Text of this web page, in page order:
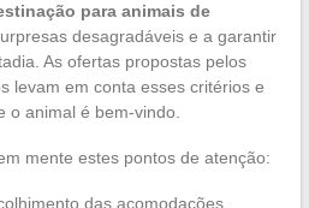
para animais de
desagradáveis e a garantir
As ofertas propostas pelos
levam em conta esses critérios e
o animal é bem-vindo.
mente estes pontos de atenção:
das acomodações.